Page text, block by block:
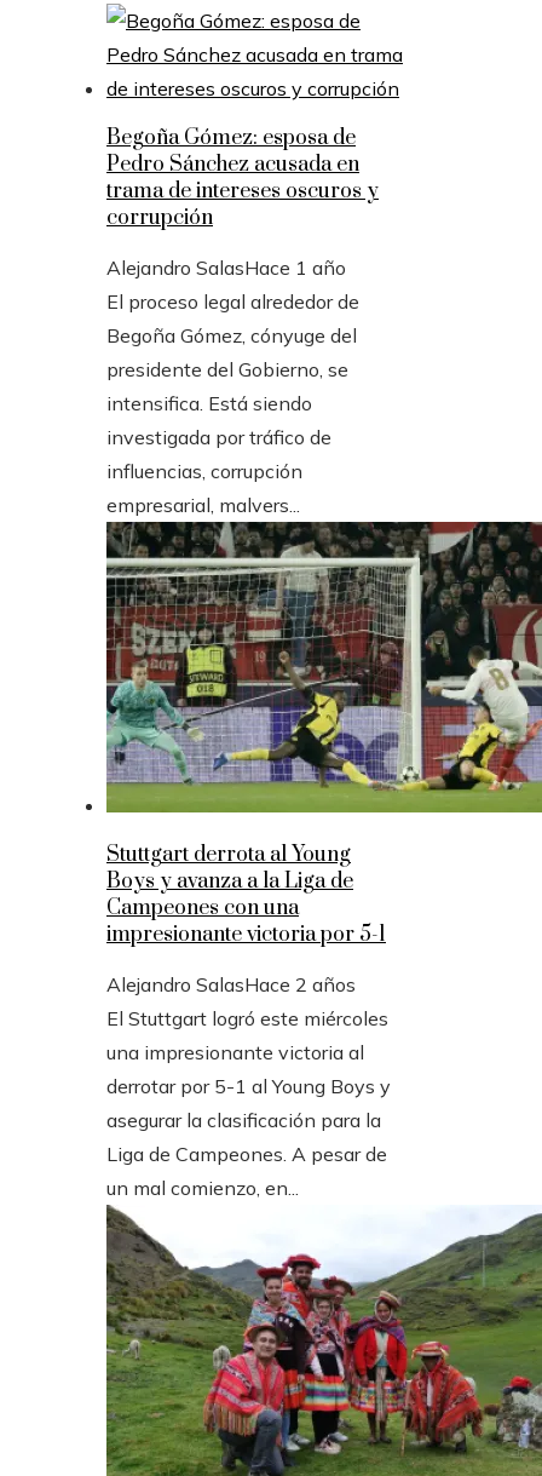
Begoña Gómez: esposa de
Pedro Sánchez acusada en
trama de intereses oscuros y
corrupción
Alejandro SalasHace 1 año
El proceso legal alrededor de
Begoña Gómez, cónyuge del
presidente del Gobierno, se
intensifica. Está siendo
investigada por tráfico de
influencias, corrupción
empresarial, malvers...
Stuttgart derrota al Young
Boys y avanza a la Liga de
Campeones con una
impresionante victoria por 5-1
Alejandro SalasHace 2 años
El Stuttgart logró este miércoles
una impresionante victoria al
derrotar por 5-1 al Young Boys y
asegurar la clasificación para la
Liga de Campeones. A pesar de
un mal comienzo, en...